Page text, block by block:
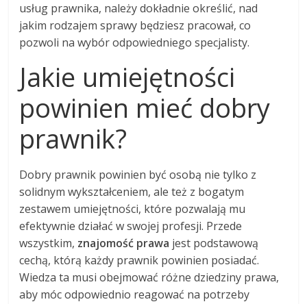
usług prawnika, należy dokładnie określić, nad
jakim rodzajem sprawy będziesz pracował, co
pozwoli na wybór odpowiedniego specjalisty.
Jakie umiejętności
powinien mieć dobry
prawnik?
Dobry prawnik powinien być osobą nie tylko z
solidnym wykształceniem, ale też z bogatym
zestawem umiejętności, które pozwalają mu
efektywnie działać w swojej profesji. Przede
wszystkim, znajomość prawa jest podstawową
cechą, którą każdy prawnik powinien posiadać.
Wiedza ta musi obejmować różne dziedziny prawa,
aby móc odpowiednio reagować na potrzeby